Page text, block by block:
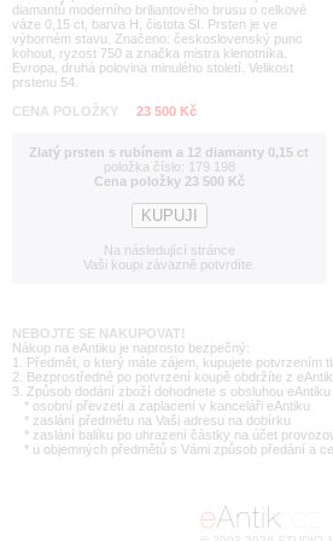
diamantů moderního briliantového brusu o celkové
váze 0,15 ct, barva H, čistota SI. Prsten je ve
výborném stavu. Značeno: československý punc
kohout, ryzost 750 a značka mistra klenotníka.
Evropa, druhá polovina minulého století. Velikost
prstenu 54.
CENA POLOŽKY
23 500 Kč
Zlatý prsten s rubínem a 12 diamanty 0,15 ct
položka číslo: 179 198
Cena položky 23 500 Kč
Na následující stránce
Vaši koupi závazně potvrdíte.
NEBOJTE SE NAKUPOVAT!
Nákup na eAntiku je naprosto bezpečný:
1. Předmět, o který máte zájem, kupujete potvrzením
2. Bezprostředně po potvrzení koupě obdržíte z
3. Způsob dodání zboží dohodnete s obsluhou
* osobní převzetí a zaplacení v kanceláři eAntiku
* zaslání předmětu na Vaši adresu na dobírku
* zaslání balíku po uhrazení částky na účet
* u objemných předmětů s Vámi způsob předání a